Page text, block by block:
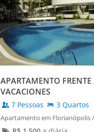
APARTAMENTO
VACACIONES
7 Pessoas 3 Quartos
Apartamento em Florianópolis